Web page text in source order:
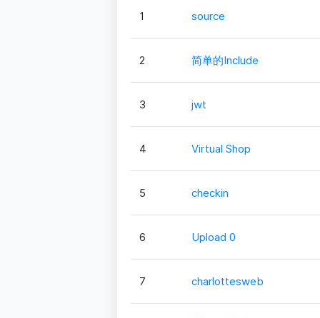
1 source
2 简单的Include
3 jwt
4 Virtual Shop
5 checkin
6 Upload 0
7 charlottesweb